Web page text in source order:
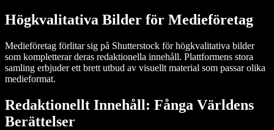
Högkvalitativa Bilder för Medieföretag
Medieföretag förlitar sig på Shutterstock för högkvalitativa bilder
som kompletterar deras redaktionella innehåll. Plattformens stora
samling erbjuder ett brett utbud av visuellt material som passar olika
medieformat.
Redaktionellt Innehåll: Fånga Världens
Berättelser